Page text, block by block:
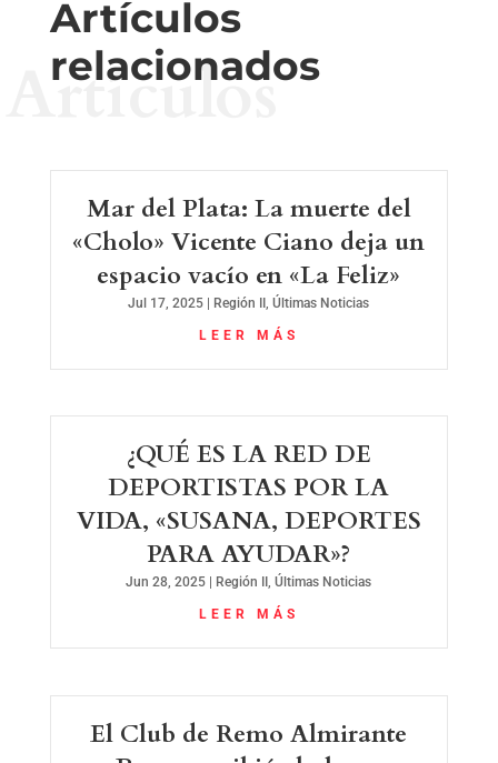
Artículos
relacionados
Artículos
Mar del Plata: La muerte del
«Cholo» Vicente Ciano deja un
espacio vacío en «La Feliz»
Jul 17, 2025 Región II,Últimas Noticias
LEER MÁS
¿QUÉ ES LA RED DE
DEPORTISTAS POR LA
VIDA, «SUSANA, DEPORTES
PARA AYUDAR»?
Jun 28, 2025 Región II,Últimas Noticias
LEER MÁS
El Club de Remo Almirante